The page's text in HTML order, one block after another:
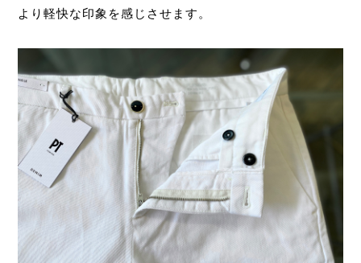
より軽快な印象を感じさせます。